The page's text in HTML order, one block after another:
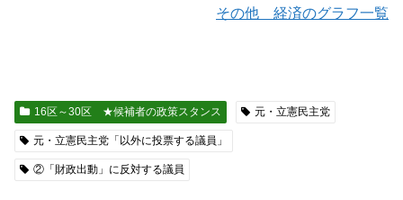
その他 経済のグラフ一覧
16区～30区 ★候補者の政策スタンス 元・立憲民主党
元・立憲民主党「以外に投票する議員」
②「財政出動」に反対する議員